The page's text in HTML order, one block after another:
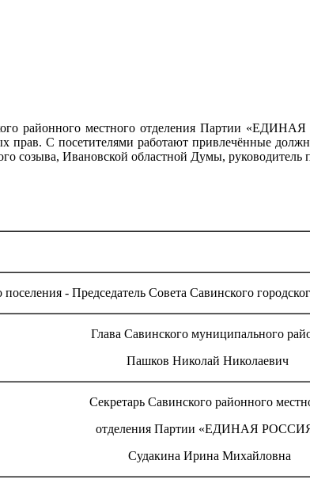
районного местного отделения Партии
прав. С посетителями работают привлечённые
созыва, Ивановской областной Думы, руководитель
поселения - Председатель Совета Савинского
Глава Савинского муниципального
Пашков Николай Николаевич
Секретарь Савинского районного
отделения Партии «ЕДИНАЯ
Судакина Ирина Михайловна